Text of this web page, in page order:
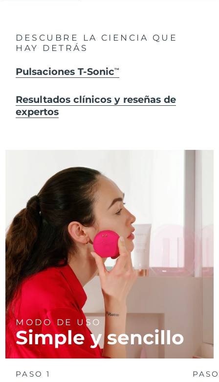
DESCUBRE LA CIENCIA QUE
HAY DETRÁS
Pulsaciones T-SonicTM
Resultados clínicos y reseñas de
expertos
MODO DE USO
Simple y sencillo
PASO 1